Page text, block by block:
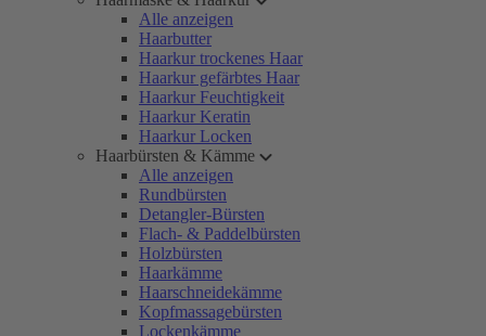
Alle anzeigen
Haarbutter
Haarkur trockenes Haar
Haarkur gefärbtes Haar
Haarkur Feuchtigkeit
Haarkur Keratin
Haarkur Locken
Haarbürsten & Kämme
Alle anzeigen
Rundbürsten
Detangler-Bürsten
Flach- & Paddelbürsten
Holzbürsten
Haarkämme
Haarschneidekämme
Kopfmassagebürsten
Lockenkämme